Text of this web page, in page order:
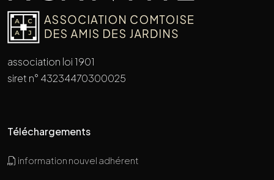
association loi 1901
siret n° 43234470300025
Téléchargements
information nouvel adhérent